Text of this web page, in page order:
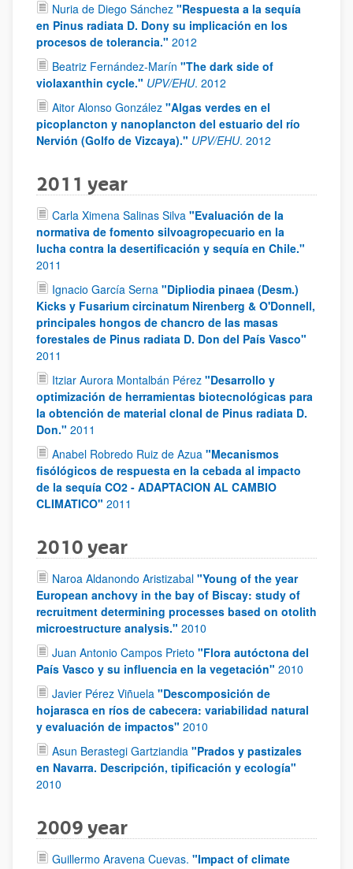
Nuria de Diego Sánchez "Respuesta a la sequía
en Pinus radiata D. Dony su implicación en los
procesos de tolerancia." 2012
Beatriz Fernández-Marín "The dark side of
violaxanthin cycle." UPV/EHU. 2012
Aitor Alonso González "Algas verdes en el
picoplancton y nanoplancton del estuario del río
Nervión (Golfo de Vizcaya)." UPV/EHU. 2012
2011 year
Carla Ximena Salinas Silva "Evaluación de la
normativa de fomento silvoagropecuario en la
lucha contra la desertificación y sequía en Chile."
2011
Ignacio García Serna "Dipliodia pinaea (Desm.)
Kicks y Fusarium circinatum Nirenberg & O'Donnell,
principales hongos de chancro de las masas
forestales de Pinus radiata D. Don del País Vasco"
2011
Itziar Aurora Montalbán Pérez "Desarrollo y
optimización de herramientas biotecnológicas para
la obtención de material clonal de Pinus radiata D.
Don." 2011
Anabel Robredo Ruiz de Azua "Mecanismos
fisólógicos de respuesta en la cebada al impacto
de la sequía CO2 - ADAPTACION AL CAMBIO
CLIMATICO" 2011
2010 year
Naroa Aldanondo Aristizabal "Young of the year
European anchovy in the bay of Biscay: study of
recruitment determining processes based on otolith
microestructure analysis." 2010
Juan Antonio Campos Prieto "Flora autóctona del
País Vasco y su influencia en la vegetación" 2010
Javier Pérez Viñuela "Descomposición de
hojarasca en ríos de cabecera: variabilidad natural
y evaluación de impactos" 2010
Asun Berastegi Gartziandia "Prados y pastizales
en Navarra. Descripción, tipificación y ecología"
2010
2009 year
Guillermo Aravena Cuevas. "Impact of climate